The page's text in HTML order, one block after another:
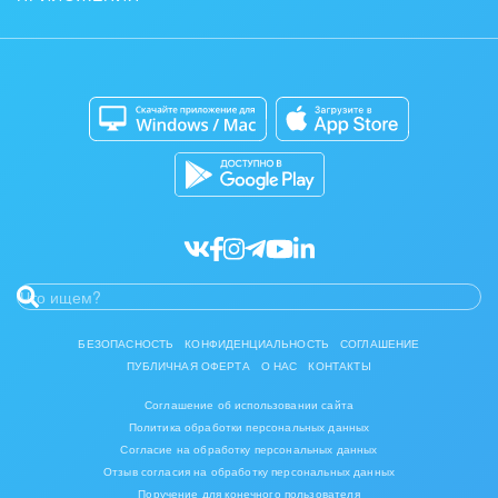
Контакт-центр
Кибербезопасность
Битрикс24 для Энтерпрайз
Битрикс24 Маркет
Разработчикам приложений
БЕЗОПАСНОСТЬ КОНФИДЕНЦИАЛЬНОСТЬ
СОГЛАШЕНИЕ
ПУБЛИЧНАЯ ОФЕРТА
О НАС КОНТАКТЫ
Соглашение об использовании сайта
Политика обработки персональных данных
Согласие на обработку персональных данных
Отзыв согласия на обработку персональных данных
Поручение для конечного пользователя